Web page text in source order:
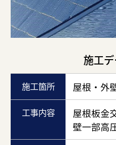
施工
施工箇所 屋根・外
工事内容
屋根板金
壁一部高